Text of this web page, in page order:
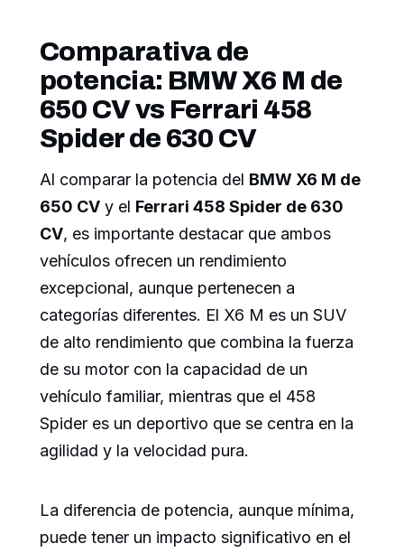
Comparativa de
potencia: BMW X6 M de
650 CV vs Ferrari 458
Spider de 630 CV
Al comparar la potencia del BMW X6 M de
650 CV y el Ferrari 458 Spider de 630
CV, es importante destacar que ambos
vehículos ofrecen un rendimiento
excepcional, aunque pertenecen a
categorías diferentes. El X6 M es un SUV
de alto rendimiento que combina la fuerza
de su motor con la capacidad de un
vehículo familiar, mientras que el 458
Spider es un deportivo que se centra en la
agilidad y la velocidad pura.
La diferencia de potencia, aunque mínima,
puede tener un impacto significativo en el